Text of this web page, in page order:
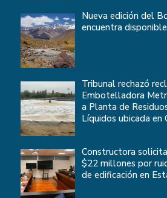
Nueva edición del
encuentra
Tribunal rechazó
Embotelladora
a Planta de
Líquidos ubicada en
Constructora
$22 millones por
de edificación en